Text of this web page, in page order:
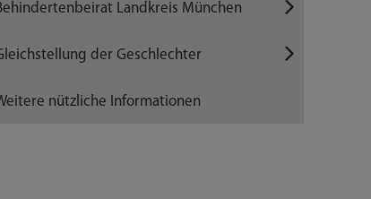
Landkreis München
der Geschlechter
nützliche Informationen